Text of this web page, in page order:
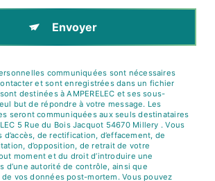
Envoyer
communiquées sont nécessaires
et sont enregistrées dans un fichier
destinées à AMPERELEC et ses sous-
but de répondre à votre message. Les
seront communiquées aux seuls destinataires
5 Rue du Bois Jacquot 54670 Millery . Vous
de rectification, d’effacement, de
d’opposition, de retrait de votre
moment et du droit d’introduire une
d’une autorité de contrôle, ainsi que
de vos données post-mortem. Vous pouvez